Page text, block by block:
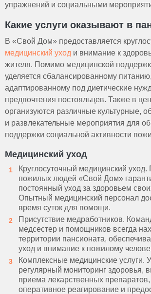
упражнений и социальными
Какие услуги оказывают в
В «Свой Дом» предоставляется
медицинский уход и внимание к
жителя. Помимо медицинской
уделяется сбалансированному питанию,
адаптированному под диетические
предпочтения постояльцев. Также в
организуются различные культурные,
и развлекательные мероприятия для
поддержки социальной активности
Медицинский уход
Круглосуточный медицинский уход.
пожилых людей «Свой Дом»
постоянный уход за здоровьем
Опытный медицинский персонал
время суток для помощи.
Присутствие медработников.
медсестер и помощников всегда
территории пансионата,
уход и внимание к пожилому
Комплексные медицинские услуги.
регулярный мониторинг здоровья,
приема лекарственных
оперативное реагирование и